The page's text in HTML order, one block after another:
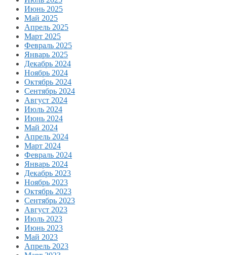
Июнь 2025
Май 2025
Апрель 2025
Март 2025
Февраль 2025
Январь 2025
Декабрь 2024
Ноябрь 2024
Октябрь 2024
Сентябрь 2024
Август 2024
Июль 2024
Июнь 2024
Май 2024
Апрель 2024
Март 2024
Февраль 2024
Январь 2024
Декабрь 2023
Ноябрь 2023
Октябрь 2023
Сентябрь 2023
Август 2023
Июль 2023
Июнь 2023
Май 2023
Апрель 2023